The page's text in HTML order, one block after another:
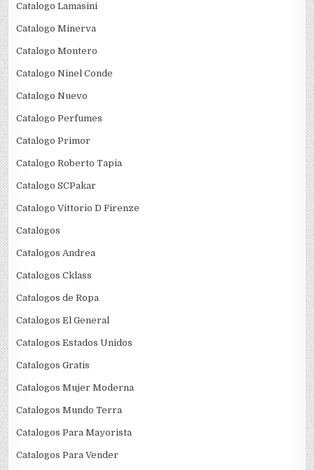
Catalogo Lamasini
Catalogo Minerva
Catalogo Montero
Catalogo Ninel Conde
Catalogo Nuevo
Catalogo Perfumes
Catalogo Primor
Catalogo Roberto Tapia
Catalogo SCPakar
Catalogo Vittorio D Firenze
Catalogos
Catalogos Andrea
Catalogos Cklass
Catalogos de Ropa
Catalogos El General
Catalogos Estados Unidos
Catalogos Gratis
Catalogos Mujer Moderna
Catalogos Mundo Terra
Catalogos Para Mayorista
Catalogos Para Vender